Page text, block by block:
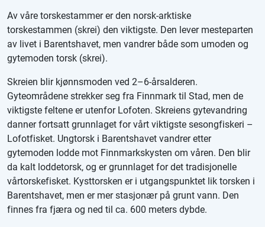
Av våre torskestammer er den norsk-arktiske
torskestammen (skrei) den viktigste. Den lever mesteparten
av livet i Barentshavet, men vandrer både som umoden og
gytemoden torsk (skrei).
Skreien blir kjønnsmoden ved 2–6-årsalderen.
Gyteområdene strekker seg fra Finnmark til Stad, men de
viktigste feltene er utenfor Lofoten. Skreiens gytevandring
danner fortsatt grunnlaget for vårt viktigste sesongfiskeri –
Lofotfisket. Ungtorsk i Barentshavet vandrer etter
gytemoden lodde mot Finnmarkskysten om våren. Den blir
da kalt loddetorsk, og er grunnlaget for det tradisjonelle
vårtorskefisket. Kysttorsken er i utgangspunktet lik torsken i
Barentshavet, men er mer stasjonær på grunt vann. Den
finnes fra fjæra og ned til ca. 600 meters dybde.